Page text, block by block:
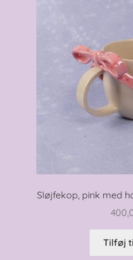
Sløjfekop, pink med
Tilføj